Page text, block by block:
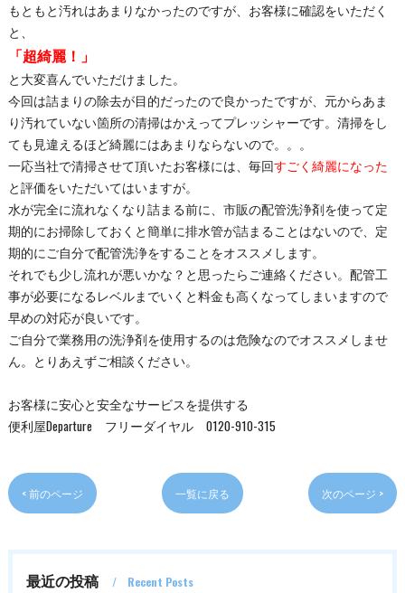
もともと汚れはあまりなかったのですが、お客様に確認をいただく
と、
「超綺麗！」
と大変喜んでいただけました。
今回は詰まりの除去が目的だったので良かったですが、元からあま
り汚れていない箇所の清掃はかえってプレッシャーです。清掃をし
ても見違えるほど綺麗にはあまりならないので。。。
一応当社で清掃させて頂いたお客様には、毎回すごく綺麗になった
と評価をいただいてはいますが。
水が完全に流れなくなり詰まる前に、市販の配管洗浄剤を使って定
期的にお掃除しておくと簡単に排水管が詰まることはないので、定
期的にご自分で配管洗浄をすることをオススメします。
それでも少し流れが悪いかな？と思ったらご連絡ください。配管工
事が必要になるレベルまでいくと料金も高くなってしまいますので
早めの対応が良いです。
ご自分で業務用の洗浄剤を使用するのは危険なのでオススメしませ
ん。とりあえずご相談ください。
お客様に安心と安全なサービスを提供する
便利屋Departure フリーダイヤル 0120-910-315
< 前のページ 一覧に戻る 次のページ >
最近の投稿 Recent Posts